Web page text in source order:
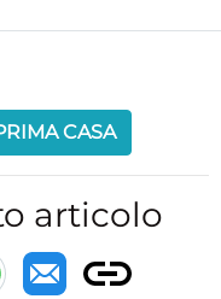
CASA
articolo